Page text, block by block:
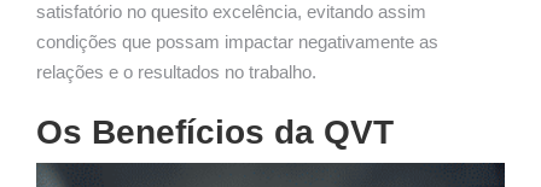
satisfatório no quesito excelência, evitando assim
condições que possam impactar negativamente as
relações e o resultados no trabalho.
Os Benefícios da QVT